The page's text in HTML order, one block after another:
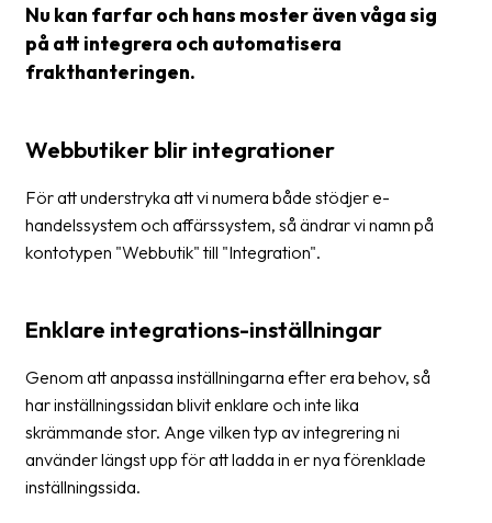
Pickups
Manuals
Barcode
Support
company
About
Fraktjakt
Media
Coworkers
Nu kan farfar och hans moster även våga sig
på att integrera och automatisera
frakthanteringen.
Webbutiker blir integrationer
För att understryka att vi numera både stödjer e-
handelssystem och affärssystem, så ändrar vi namn på
kontotypen "Webbutik" till "Integration".
Enklare integrations-inställningar
Genom att anpassa inställningarna efter era behov, så
har inställningssidan blivit enklare och inte lika
skrämmande stor. Ange vilken typ av integrering ni
använder längst upp för att ladda in er nya förenklade
inställningssida.